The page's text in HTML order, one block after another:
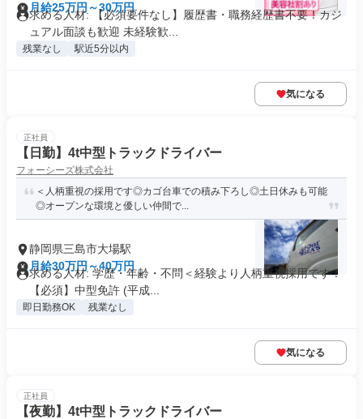
月給25万円～30万円
求める人材: 【必須要件なし】履歴書・職務経歴書不要！カジ
ュアル面談も歓迎 未経験歓...
残業なし 駅近5分以内
気になる
正社員
【日勤】4t中型トラックドライバー
フォーシーズ株式会社
＜人柄重視の採用です◎カゴ台車での積み下ろし◎土日休みも可能
◎オープンな環境と優しい仲間で...
静岡県三島市大場駅
月給30万円～40万円
求める人材: 学歴・年齢・不問＜経験より人柄重視採用です！
【必須】中型免許 (平成...
即日勤務OK 残業なし
気になる
正社員
【夜勤】4t中型トラックドライバー